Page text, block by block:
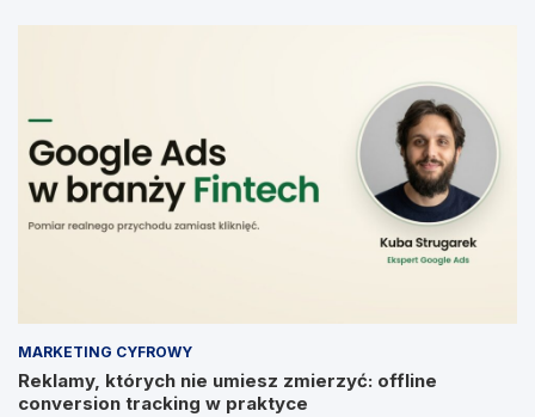
MARKETING CYFROWY
Reklamy, których nie umiesz zmierzyć: offline
conversion tracking w praktyce